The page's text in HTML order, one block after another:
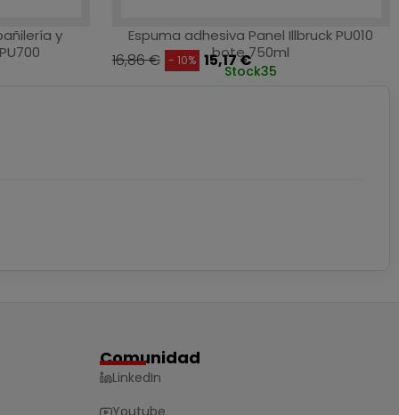
y
Espuma adhesiva Panel Illbruck PU010
bote 750ml
16,86 € - 10% 15,17 €
Stock35
Comunidad
LinkedIn